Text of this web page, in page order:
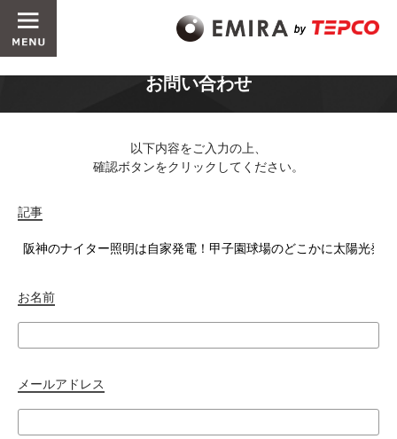
お問い合わせ
以下内容をご入力の上、
確認ボタンをクリックしてください。
記事
お名前
メールアドレス